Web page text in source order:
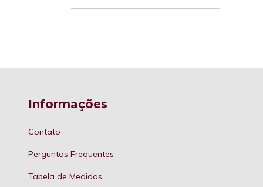
Informações
Contato
Perguntas Frequentes
Tabela de Medidas